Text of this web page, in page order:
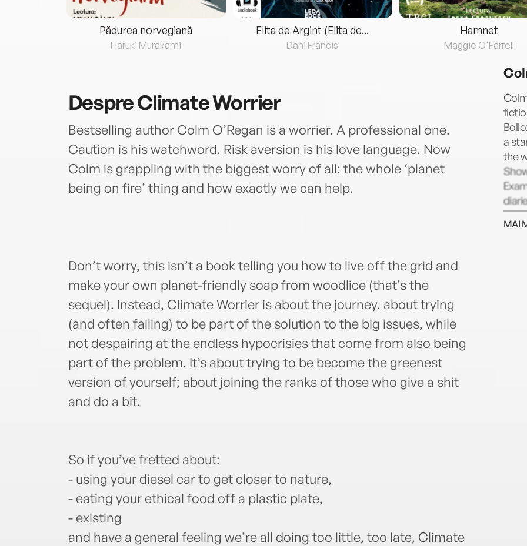
Pădurea norvegiană
Haruki Murakami
Elita de Argint (Elita de...
Dani Francis
Hamnet
Maggie O'Farrell
DespreClimate Worrier
Bestselling author Colm O’Regan is a worrier. A professional one.
Caution is his watchword. Risk aversion is his love language. Now
Colm is grappling with the biggest worry of all: the whole ‘planet
being on fire’ thing and how exactly we can help.
Don’t worry, this isn’t a book telling you how to live off the grid and
make your own planet-friendly soap from woodlice (that’s the
sequel). Instead, Climate Worrier is about the journey, about trying
(and often failing) to be part of the solution to the big issues, while
not despairing at the endless hypocrisies that come from also being
part of the problem. It’s about trying to be become the greenest
version of yourself; about joining the ranks of those who give a shit
and do a bit.
So if you’ve fretted about:
- using your diesel car to get closer to nature,
- eating your ethical food off a plastic plate,
- existing
and have a general feeling we’re all doing too little, too late, Climate
a
the
with
MAI